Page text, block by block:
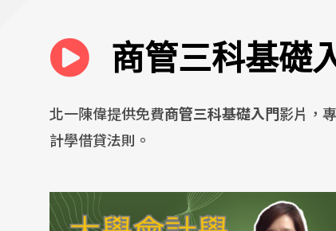
商管三科基礎
北一陳偉提供免費商管三科基礎入門影片，
計學借貸法則。